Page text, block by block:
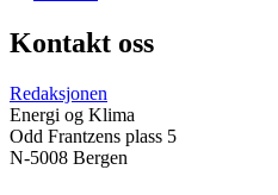
Kontakt oss
Redaksjonen
Energi og Klima
Odd Frantzens plass 5
N-5008 Bergen